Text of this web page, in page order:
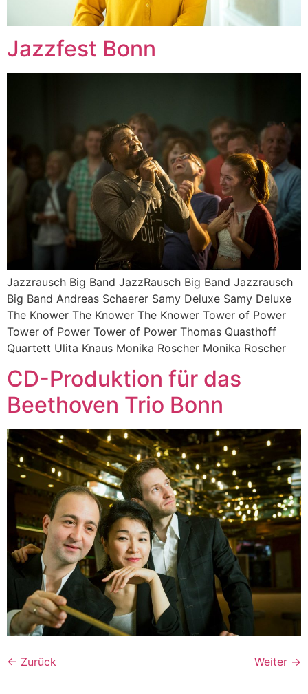
Jazzfest Bonn
Jazzrausch Big Band JazzRausch Big Band Jazzrausch
Big Band Andreas Schaerer Samy Deluxe Samy Deluxe
The Knower The Knower The Knower Tower of Power
Tower of Power Tower of Power Thomas Quasthoff
Quartett Ulita Knaus Monika Roscher Monika Roscher
CD-Produktion für das
Beethoven Trio Bonn
← Zurück Weiter →